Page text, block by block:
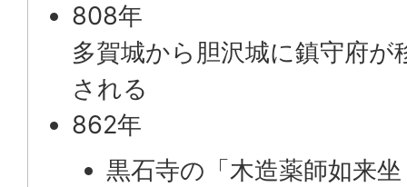
808年
多賀城から胆沢城に鎮守府が
される
862年
黒石寺の「木造薬師如来坐